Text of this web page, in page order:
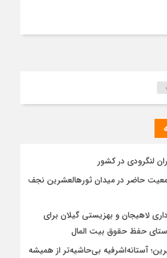
لنگرودی در کشور
حاضر در میدان ثورهالعشرین نجف
لاهیجان و بهزیستی گیلان برای
حفظ حقوق بیت المال
آستانه‌اشرفیه بی‌حاشیه‌تر از همیشه